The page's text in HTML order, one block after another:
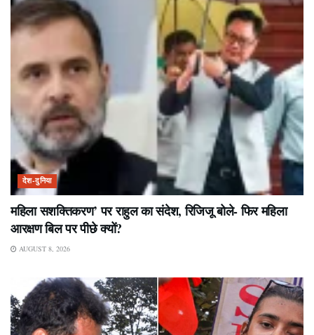
देश-दुनिया
महिला सशक्तिकरण’ पर राहुल का संदेश, रिजिजू बोले- फिर महिला
आरक्षण बिल पर पीछे क्यों?
AUGUST 8, 2026